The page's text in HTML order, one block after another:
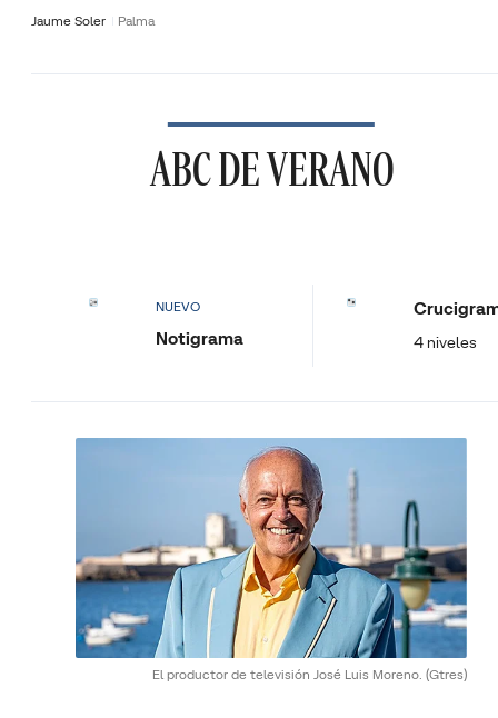
Jaume Soler Palma
ABC DE VERANO
NUEVO
Notigrama 4 niveles
El productor de televisión José Luis Moreno. (Gtres)